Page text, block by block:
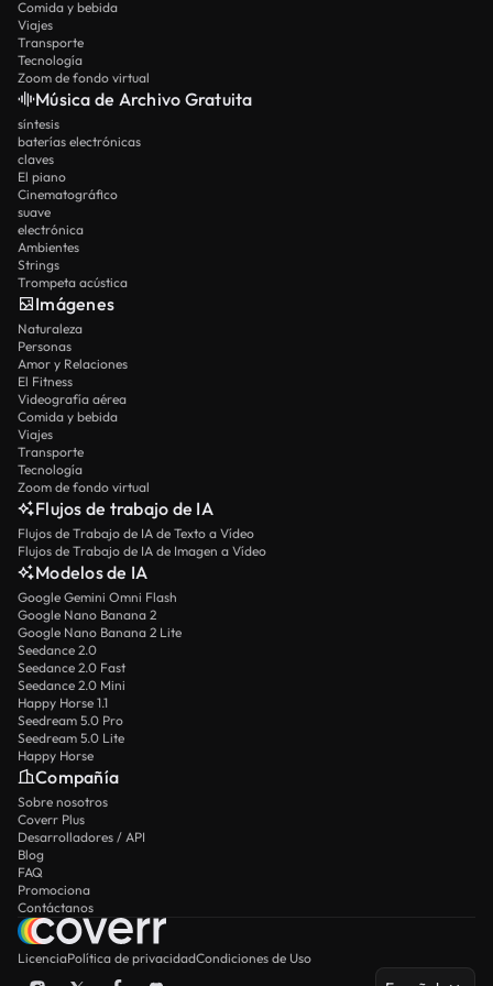
Comida y bebida
Viajes
Transporte
Tecnología
Zoom de fondo virtual
Música de Archivo Gratuita
síntesis
baterías electrónicas
claves
El piano
Cinematográfico
suave
electrónica
Ambientes
Strings
Trompeta acústica
Imágenes
Naturaleza
Personas
Amor y Relaciones
El Fitness
Videografía aérea
Comida y bebida
Viajes
Transporte
Tecnología
Zoom de fondo virtual
Flujos de trabajo de IA
Flujos de Trabajo de IA de Texto a Vídeo
Flujos de Trabajo de IA de Imagen a Vídeo
Modelos de IA
Google Gemini Omni Flash
Google Nano Banana 2
Google Nano Banana 2 Lite
Seedance 2.0
Seedance 2.0 Fast
Seedance 2.0 Mini
Happy Horse 1.1
Seedream 5.0 Pro
Seedream 5.0 Lite
Happy Horse
Compañía
Sobre nosotros
Coverr Plus
Desarrolladores / API
Blog
FAQ
Promociona
Contáctanos
LicenciaPolítica de privacidadCondiciones de Uso